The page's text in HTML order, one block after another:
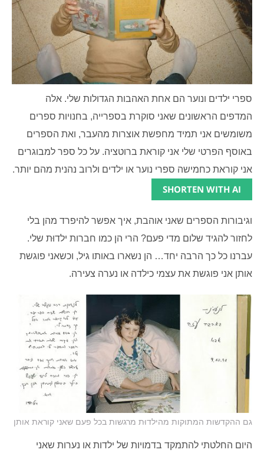
ספרי ילדים ונוער הם אחת האהבות הגדולות שלי. אלה
המדפים הראשונים שאני סוקרת בספרייה, בחנויות ספרים
משומשים אני תמיד מחפשת אוצרות מהעבר, ואת הספרים
באוסף הפרטי שלי אני קוראת ברוטציה. על כל ספר למבוגרים
אני קוראת כחמישה ספרי נוער או ילדים ולרוב נהנית מהם יותר.
SHORTEN WITH AI
וגיבורות הספרים שאני אוהבת, איך אפשר להיפרד מהן בלי
לחזור להגיד שלום מדי פעם? הרי הן כמו חברות ילדוּת שלי.
עברנו כל כך הרבה יחד… הן נשארו באותו גיל, וכשאני פוגשת
אותן אני פוגשת את עצמי כילדה או נערה צעירה.
גם ההקדשות המתוקות מהילדוּת מרגשות בכל פעם שאני קוראת אותן
היום החלטתי להתמקד בדמויות של ילדות או נערות שאני